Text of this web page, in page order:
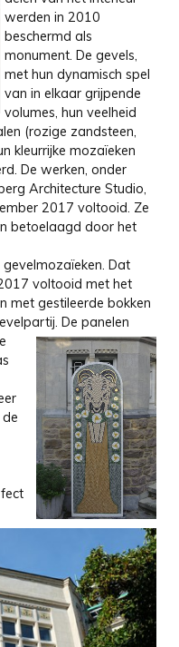
werden in 2010
beschermd als
monument. De gevels,
met hun dynamisch spel
van in elkaar grijpende
volumes, hun veelheid
(rozige zandsteen,
kleurrijke mozaïeken
De werken, onder
Architecture Studio,
2017 voltooid. Ze
betoelaagd door het
Dat
voltooid met het
met gestileerde bokken
De panelen